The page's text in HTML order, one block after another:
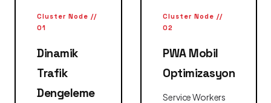
Cluster Node //
01
Dinamik
Trafik
Dengeleme
Cluster Node //
02
PWA Mobil
Optimizasyon
Service Workers